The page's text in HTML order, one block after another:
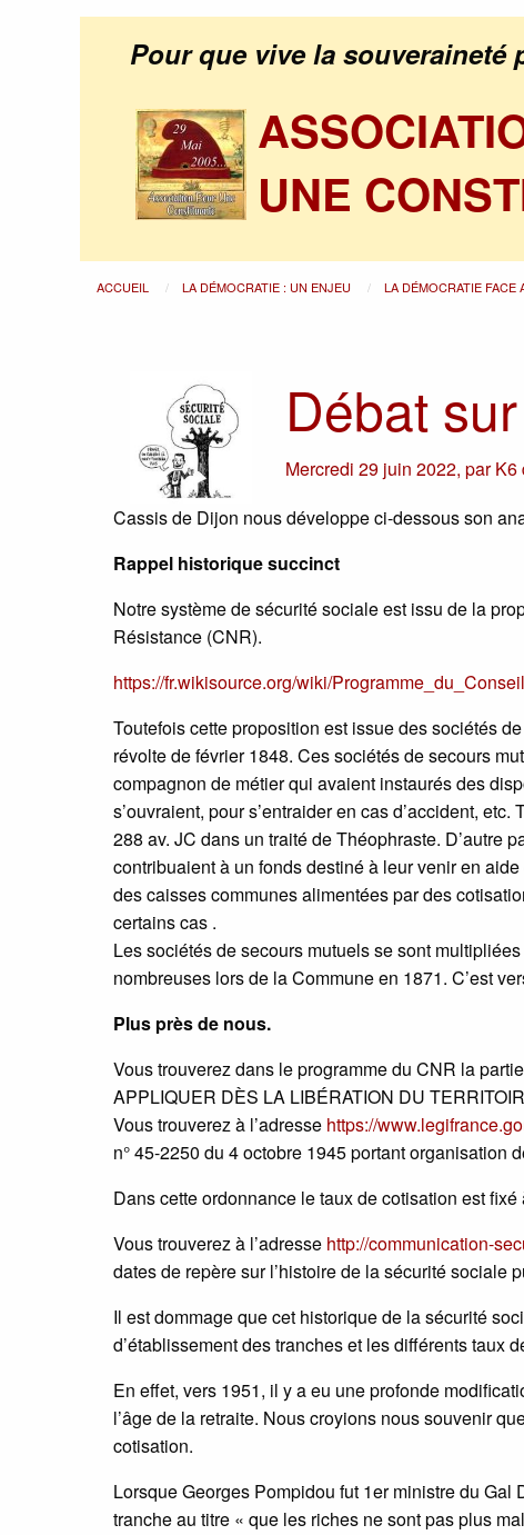
Pour que vive la souveraineté
UNE
ACCUEIL LA DÉMOCRATIE : UN ENJEU LA DÉMOCRATIE FACE
Débat
Mercredi 29 juin 2022,parK6
Cassis de Dijon nous développe ci-dessous son
Rappel historique succinct
Notre système de sécurité sociale est issu de la
Résistance (CNR).
https://fr.wikisource.org/wiki/
Toutefois cette proposition est issue des sociétés
révolte de février 1848. Ces sociétés de secours
compagnon de métier qui avaient instaurés des
s’ouvraient, pour s’entraider en cas d’accident,
288 av. JC dans un traité de Théophraste. D’autre
contribuaient à un fonds destiné à leur venir en
des caisses communes alimentées par des
certains cas .
Les sociétés de secours mutuels se sont
nombreuses lors de la Commune en 1871. C’est
Plus près de nous.
Vous trouverez dans le programme du CNR la
APPLIQUER DÈS LA LIBÉRATION DU
Vous trouverez à l’adresse https://
n° 45-2250 du 4 octobre 1945 portant organisation
Dans cette ordonnance le taux de cotisation est
Vous trouverez à l’adresse http://communication-
dates de repère sur l’histoire de la sécurité sociale
Il est dommage que cet historique de la sécurité
d’établissement des tranches et les différents taux
En effet, vers 1951, il y a eu une profonde
l’âge de la retraite. Nous croyions nous souvenir
cotisation.
Lorsque Georges Pompidou fut 1er ministre du
tranche au titre « que les riches ne sont pas plus